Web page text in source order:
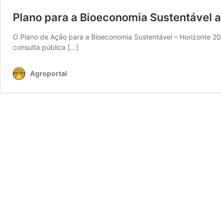
Plano para a Bioeconomia Sustentável
O Plano de Ação para a Bioeconomia Sustentável – Horizonte
consulta pública […]
Agroportal